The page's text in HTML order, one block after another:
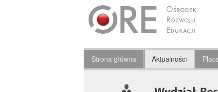
Strona główna Aktualności